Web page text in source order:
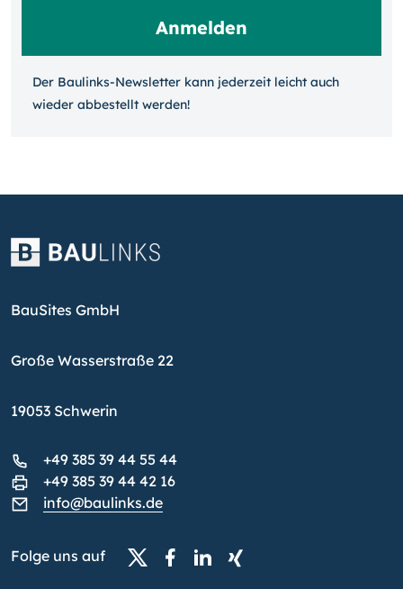
Der Baulinks-Newsletter kann jeder­zeit leicht auch
wieder ab­bestellt werden!
BauSites GmbH
Große Wasserstraße 22
19053 Schwerin
+49 385 39 44 55 44
+49 385 39 44 42 16
info@baulinks.de
Folge uns auf